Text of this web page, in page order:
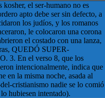
kosher, el ser-humano no es
apto debe ser sin defecto, a
los judíos, y los romanos
le colocaron una corona
el costado con una lanza,
QUEDÓ SUPER-
3. En el verso 8, que los
intencionalmente, indica que
en la misma noche, asada al
cristianismo nadie se lo comió
hubiesen intentado).